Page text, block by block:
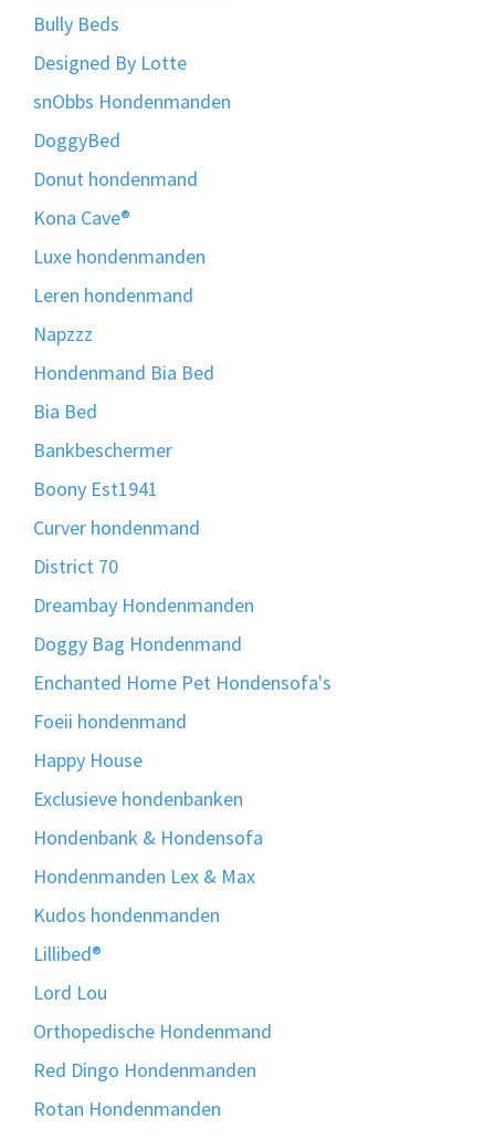
Bully Beds
Designed By Lotte
snObbs Hondenmanden
DoggyBed
Donut hondenmand
Kona Cave®
Luxe hondenmanden
Leren hondenmand
Napzzz
Hondenmand Bia Bed
Bia Bed
Bankbeschermer
Boony Est1941
Curver hondenmand
District 70
Dreambay Hondenmanden
Doggy Bag Hondenmand
Enchanted Home Pet Hondensofa's
Foeii hondenmand
Happy House
Exclusieve hondenbanken
Hondenbank & Hondensofa
Hondenmanden Lex & Max
Kudos hondenmanden
Lillibed®
Lord Lou
Orthopedische Hondenmand
Red Dingo Hondenmanden
Rotan Hondenmanden